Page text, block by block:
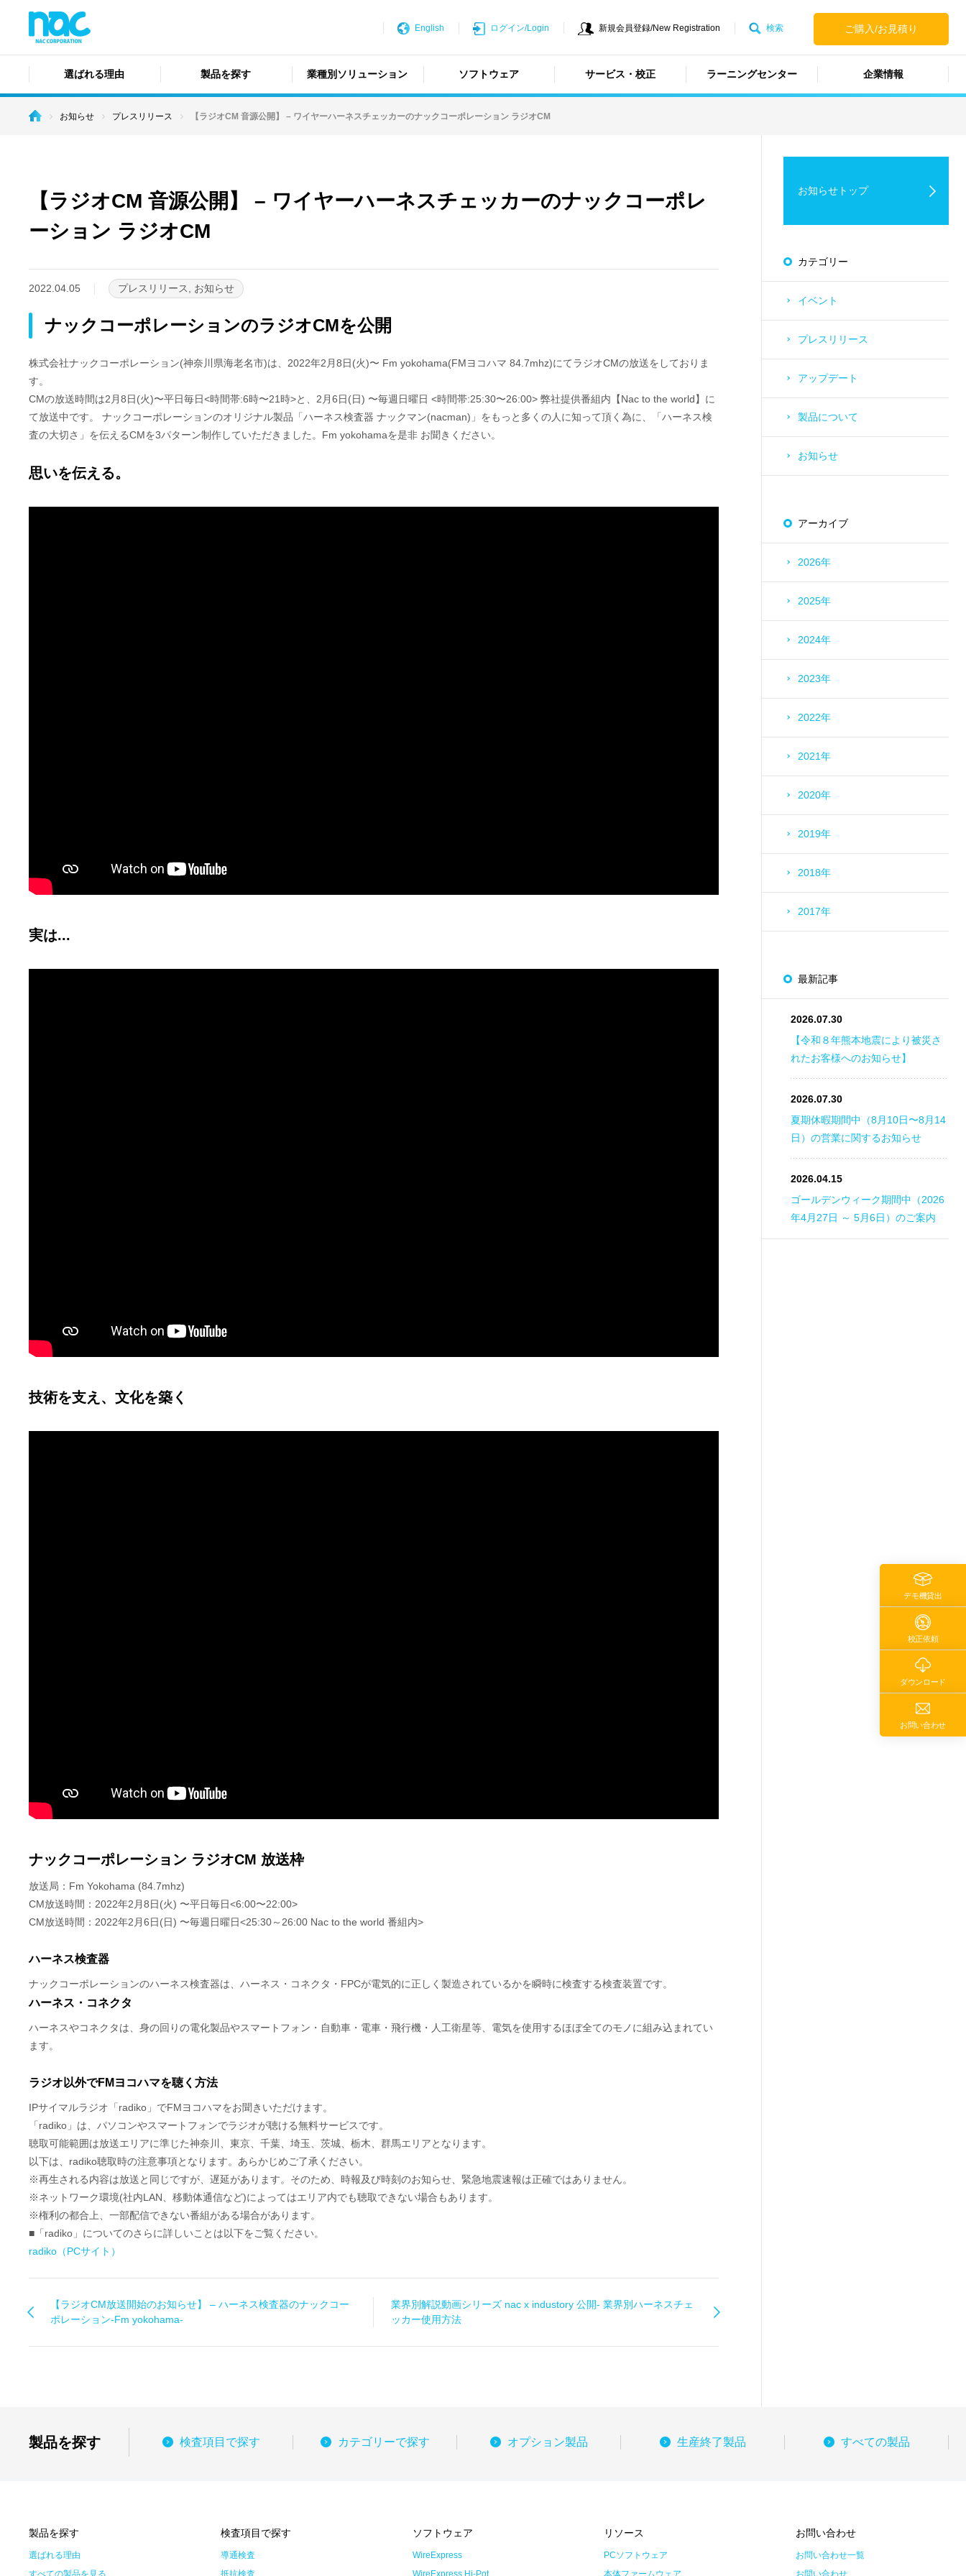
選ばれる理由 製品を探す 業種別ソリューション ソフトウェア サービス・校正 ラーニングセンター 企業情報
ご購入/お見積り
English ログイン/Login 新規会員登録/New Registration 検索
お知らせ プレスリリース 【ラジオCM 音源公開】 – ワイヤーハーネスチェッカーのナックコーポレーション ラジオCM
【ラジオCM 音源公開】 – ワイヤーハーネスチェッカーのナックコーポレ
ーション ラジオCM
2022.04.05 プレスリリース, お知らせ
ナックコーポレーションのラジオCMを公開
株式会社ナックコーポレーション(神奈川県海老名市)は、2022年2月8日(火)〜 Fm yokohama(FMヨコハマ 84.7mhz)にてラジオCMの放送をしておりま
す。
CMの放送時間は2月8日(火)〜平日毎日<時間帯:6時〜21時>と、2月6日(日) 〜毎週日曜日 <時間帯:25:30〜26:00> 弊社提供番組内【Nac to the world】に
て放送中です。 ナックコーポレーションのオリジナル製品「ハーネス検査器 ナックマン(nacman)」をもっと多くの人に知って頂く為に、「ハーネス検
査の大切さ」を伝えるCMを3パターン制作していただきました。Fm yokohamaを是非 お聞きください。
思いを伝える。
実は...
技術を支え、文化を築く
ナックコーポレーション ラジオCM 放送枠
放送局：Fm Yokohama (84.7mhz)
CM放送時間：2022年2月8日(火) 〜平日毎日<6:00〜22:00>
CM放送時間：2022年2月6日(日) 〜毎週日曜日<25:30～26:00 Nac to the world 番組内>
ハーネス検査器
ナックコーポレーションのハーネス検査器は、ハーネス・コネクタ・FPCが電気的に正しく製造されているかを瞬時に検査する検査装置です。
ハーネス・コネクタ
ハーネスやコネクタは、身の回りの電化製品やスマートフォン・自動車・電車・飛行機・人工衛星等、電気を使用するほぼ全てのモノに組み込まれてい
ます。
ラジオ以外でFMヨコハマを聴く方法
IPサイマルラジオ「radiko」でFMヨコハマをお聞きいただけます。
「radiko」は、パソコンやスマートフォンでラジオが聴ける無料サービスです。
聴取可能範囲は放送エリアに準じた神奈川、東京、千葉、埼玉、茨城、栃木、群馬エリアとなります。
以下は、radiko聴取時の注意事項となります。あらかじめご了承ください。
※再生される内容は放送と同じですが、遅延があります。そのため、時報及び時刻のお知らせ、緊急地震速報は正確ではありません。
※ネットワーク環境(社内LAN、移動体通信など)によってはエリア内でも聴取できない場合もあります。
※権利の都合上、一部配信できない番組がある場合があります。
■「radiko」についてのさらに詳しいことは以下をご覧ください。
radiko（PCサイト）
【ラジオCM放送開始のお知らせ】 – ハーネス検査器のナックコー
ポレーション-Fm yokohama-
業界別解説動画シリーズ nac x industory 公開- 業界別ハーネスチェ
ッカー使用方法
お知らせトップ
カテゴリー
イベント
プレスリリース
アップデート
製品について
お知らせ
アーカイブ
2026年
2025年
2024年
2023年
2022年
2021年
2020年
2019年
2018年
2017年
最新記事
2026.07.30
【令和８年熊本地震により被災さ
れたお客様へのお知らせ】
2026.07.30
夏期休暇期間中（8月10日〜8月14
日）の営業に関するお知らせ
2026.04.15
ゴールデンウィーク期間中（2026
年4月27日 ～ 5月6日）のご案内
製品を探す 検査項目で探す カテゴリーで探す オプション製品 生産終了製品 すべての製品
製品を探す
選ばれる理由
すべての製品を見る
検査項目で探す
導通検査
抵抗検査
ソフトウェア
WireExpress
WireExpress Hi-Pot
リソース
PCソフトウェア
本体ファームウェア
お問い合わせ
お問い合わせ一覧
お問い合わせ
デモ機貸出
校正依頼
ダウンロード
お問い合わせ